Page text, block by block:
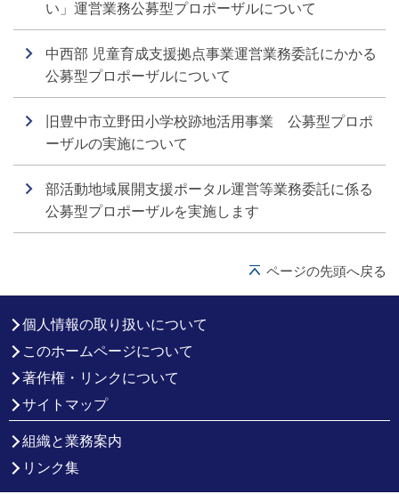
い」運営業務公募型プロポーザルについて
中西部 児童育成支援拠点事業運営業務委託にかかる
公募型プロポーザルについて
旧豊中市立野田小学校跡地活用事業 公募型プロポ
ーザルの実施について
部活動地域展開支援ポータル運営等業務委託に係る
公募型プロポーザルを実施します
ページの先頭へ戻る
個人情報の取り扱いについて
このホームページについて
著作権・リンクについて
サイトマップ
組織と業務案内
リンク集